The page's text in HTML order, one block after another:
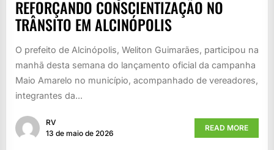
REFORÇANDO CONSCIENTIZAÇÃO NO
TRÂNSITO EM ALCINÓPOLIS
O prefeito de Alcinópolis, Weliton Guimarães, participou na
manhã desta semana do lançamento oficial da campanha
Maio Amarelo no município, acompanhado de vereadores,
integrantes da...
RV
13 de maio de 2026
READ MORE